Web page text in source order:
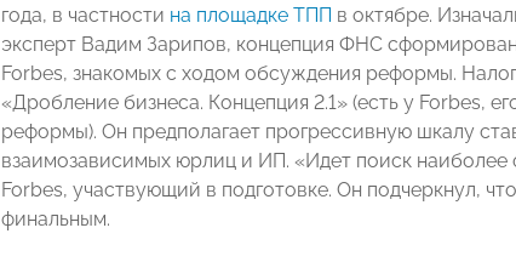
года, в частности на площадке ТПП в октябре.
эксперт Вадим Зарипов, концепция ФНС
Forbes, знакомых с ходом обсуждения реформы.
«Дробление бизнеса. Концепция 2.1» (есть у Forbes,
реформы). Он предполагает прогрессивную шкалу
взаимозависимых юрлиц и ИП. «Идет поиск
Forbes, участвующий в подготовке. Он подчеркнул,
финальным.